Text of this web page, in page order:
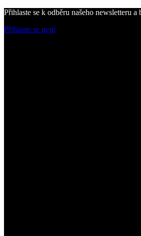
Přihlaste se k odběru našeho newsletteru a
Přihlaste se nyní